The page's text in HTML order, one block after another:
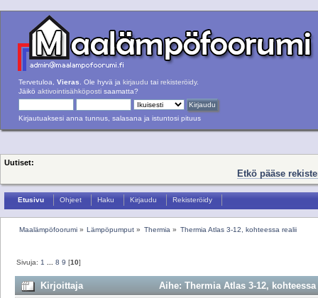
Tervetuloa, Vieras . Ole hyvä ja kirjaudu tai rekisteröidy.
Jäikö aktivointisähköposti saamatta?
Kirjautuaksesi anna tunnus, salasana ja istuntosi pituus
Uutiset:
Etkö pääse
Etusivu Ohjeet Haku Kirjaudu Rekisteröidy
Maalämpöfoorumi» Lämpöpumput » Thermia » Thermia Atlas 3-12, kohteessa realii
Sivuja: 1 ...8 9 [10]
Kirjoittaja Aihe: Thermia Atlas 3-12,